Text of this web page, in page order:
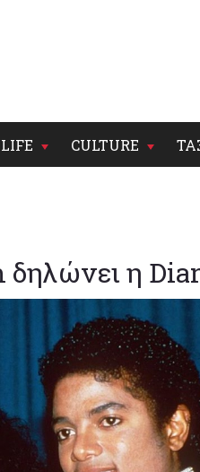
CULTURE
η